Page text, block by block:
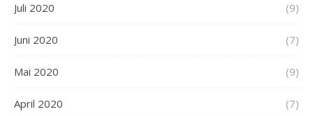
Juli 2020 (9)
Juni 2020 (7)
Mai 2020 (9)
April 2020 (7)